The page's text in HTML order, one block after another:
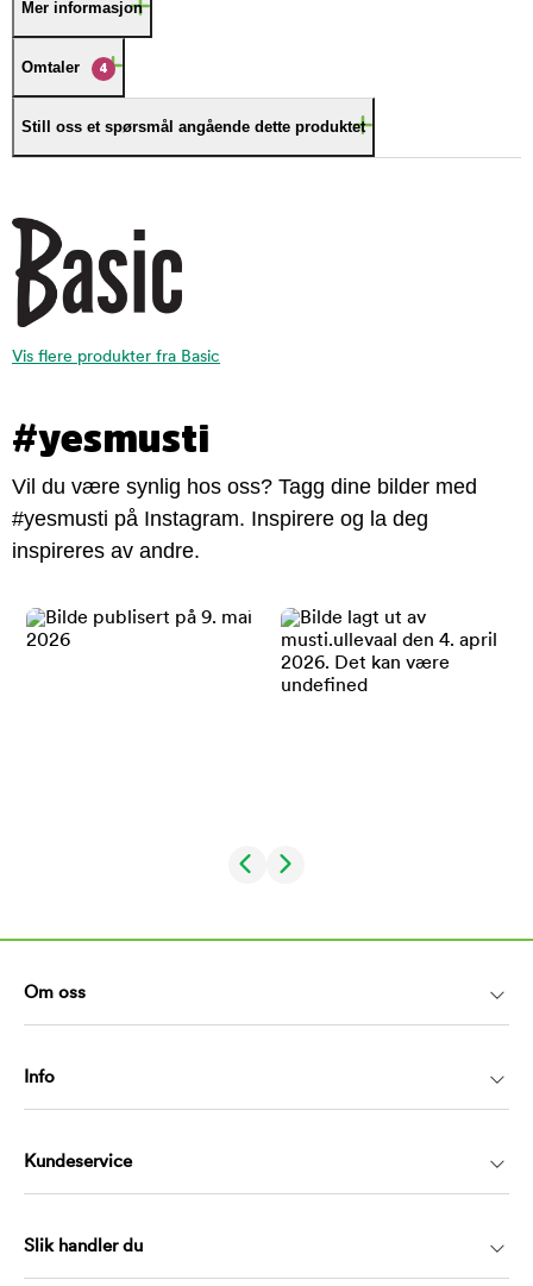
Mer informasjon
Omtaler 4
Still oss et spørsmål angående dette produktet
Vis flere produkter fra Basic
#yesmusti
Vil du være synlig hos oss? Tagg dine bilder med
#yesmusti på Instagram. Inspirere og la deg
inspireres av andre.
Om oss
Info
Kundeservice
Slik handler du